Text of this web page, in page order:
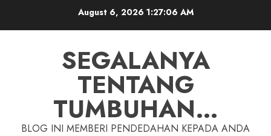
August 6, 2026 1:27:06 AM
SEGALANYA
TENTANG
TUMBUHAN…
BLOG INI MEMBERI PENDEDAHAN KEPADA ANDA